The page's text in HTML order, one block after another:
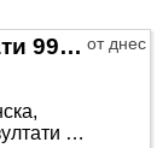
от днес
✅Ходжа Ая 🧿- Мощна любовна магия с бързи и сигурни резултати 99999
…